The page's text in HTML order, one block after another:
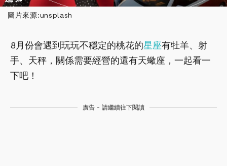
圖片來源:unsplash
8月份會遇到玩玩不穩定的桃花的星座有牡羊、射
手、天秤，關係需要經營的還有天蠍座，一起看一
下吧！
廣告 - 請繼續往下閱讀